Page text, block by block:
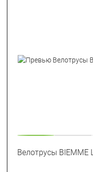
Велотрусы BIEMME